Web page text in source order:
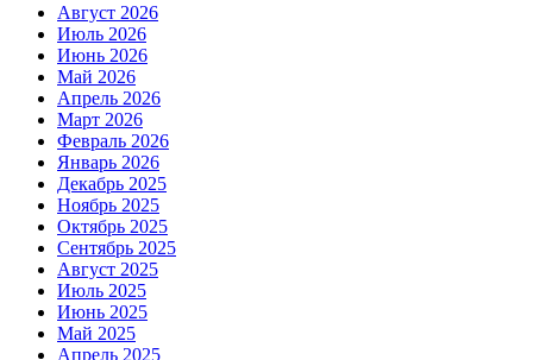
Август 2026
Июль 2026
Июнь 2026
Май 2026
Апрель 2026
Март 2026
Февраль 2026
Январь 2026
Декабрь 2025
Ноябрь 2025
Октябрь 2025
Сентябрь 2025
Август 2025
Июль 2025
Июнь 2025
Май 2025
Апрель 2025